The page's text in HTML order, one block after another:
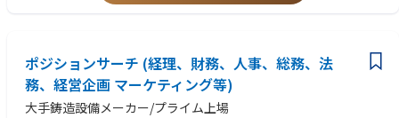
ポジションサーチ (経理、財務、人事、総務、法
務、経営企画 マーケティング等)
大手鋳造設備メーカー/プライム上場